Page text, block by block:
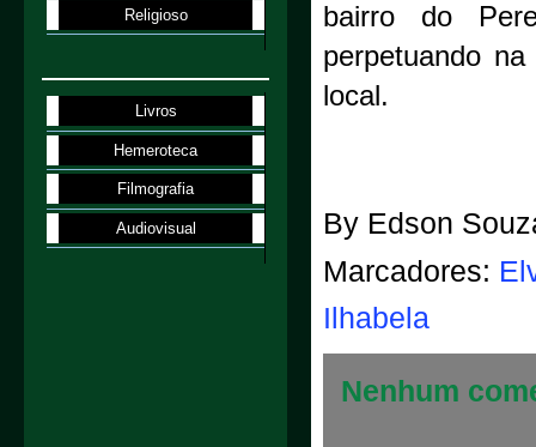
bairro do
perpetuando
local.
By Edson
Marcadores:
Ilhabela
Nenhum
Religioso
Livros
Hemeroteca
Filmografia
Audiovisual